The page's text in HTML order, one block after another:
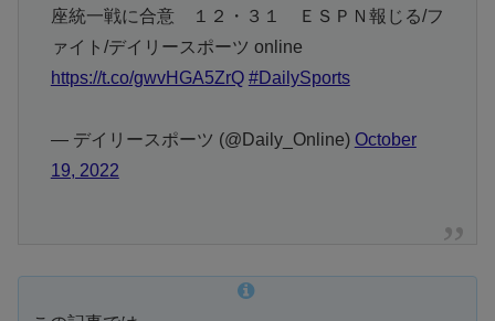
座統一戦に合意 １２・３１ ＥＳＰＮ報じる/フ
ァイト/デイリースポーツ online
https://t.co/gwvHGA5ZrQ #DailySports
— デイリースポーツ (@Daily_Online) October
19, 2022